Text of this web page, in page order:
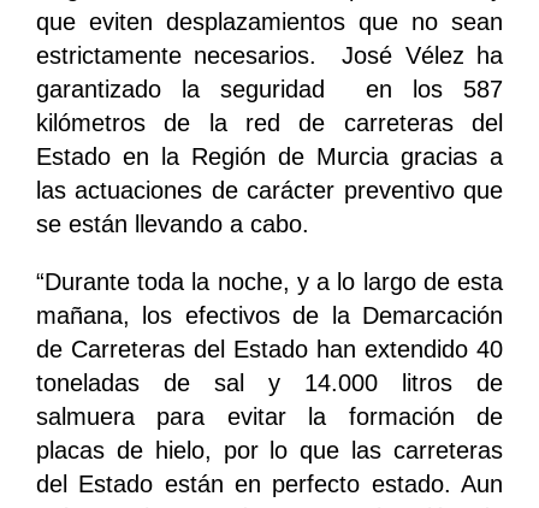
que eviten desplazamientos que no sean
estrictamente necesarios. José Vélez ha
garantizado la seguridad en los 587
kilómetros de la red de carreteras del
Estado en la Región de Murcia gracias a
las actuaciones de carácter preventivo que
se están llevando a cabo.
“Durante toda la noche, y a lo largo de esta
mañana, los efectivos de la Demarcación
de Carreteras del Estado han extendido 40
toneladas de sal y 14.000 litros de
salmuera para evitar la formación de
placas de hielo, por lo que las carreteras
del Estado están en perfecto estado. Aun